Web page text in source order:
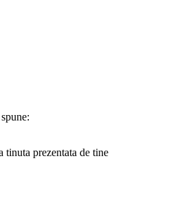
spune:
tinuta prezentata de tine